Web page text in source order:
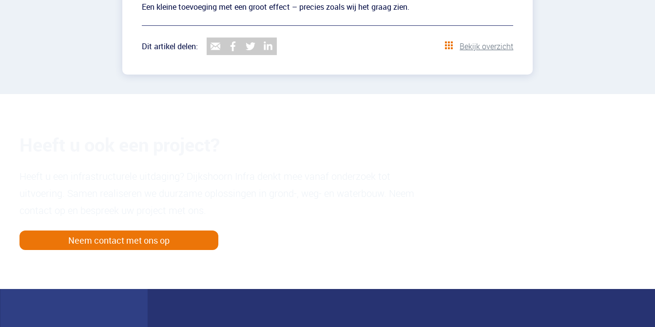
Een kleine toevoeging met een groot effect – precies zoals wij het graag zien.
Dit artikel delen: Bekijk overzicht
Neem contact met ons op